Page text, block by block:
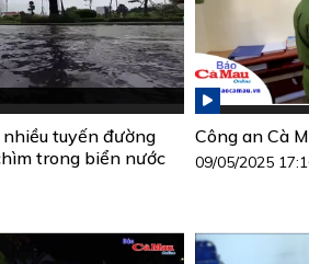
tuyến đường
trong biển nước
Công an Cà
09/05/2025